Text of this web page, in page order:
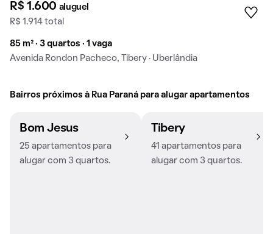
R$ 1.600 aluguel
R$ 1.914 total
85 m² · 3 quartos · 1 vaga
Avenida Rondon Pacheco, Tibery · Uberlândia
Bairros próximos à Rua Paraná para alugar apartamentos
Bom Jesus
25 apartamentos para
alugar com 3 quartos.
Tibery
41 apartamentos para
alugar com 3 quartos.